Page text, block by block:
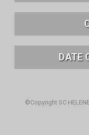
DATE
©Copyright SC